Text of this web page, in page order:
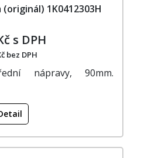
1K0412303H
s DPH
bez DPH
nápravy, 90mm.